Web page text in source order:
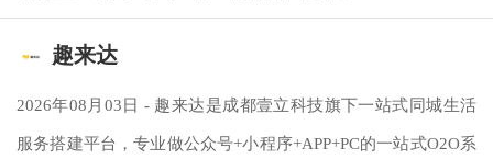
趣来达
2026年08月03日 - 趣来达是成都壹立科技旗下一站式同城生活
服务搭建平台，专业做公众号+小程序+APP+PC的一站式O2O系